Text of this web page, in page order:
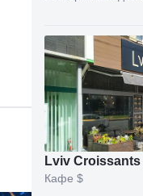
Lviv Croissants
Кафе $